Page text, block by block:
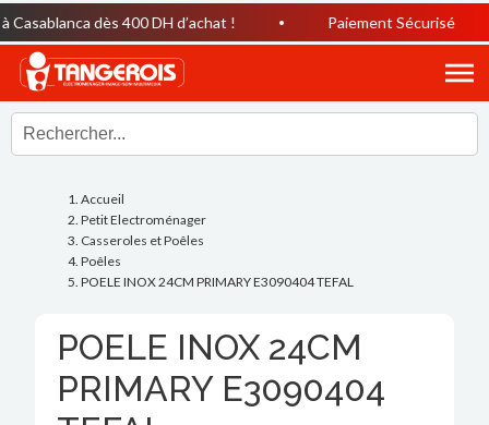
dès 400 DH d’achat ! Paiement Sécurisé
Accueil
Petit Electroménager
Casseroles et Poêles
Poêles
POELE INOX 24CM PRIMARY E3090404 TEFAL
POELE INOX 24CM
PRIMARY E3090404